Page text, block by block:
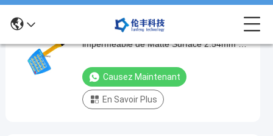
Connecteur
fait
sur
imperméable
Connecteur fait sur commande
imperméable de Matte Surface 2.54mm de
Causez Maintenant
En Savoir Plus